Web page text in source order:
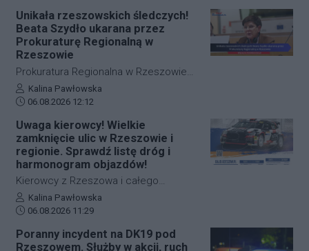
fali hejtu, incydentów przemocy i mowy
nienawiści wymierzonych w obywateli
Ukrainy oraz innych mniejszości
wartości, czeka nas gwałtowne
załamanie pogody. Instytut
Meteorologii i Gospodarki Wodnej
wydał ostrzeżenie drugiego stopnia dla
wszystkich powiatów w regionie.
Synoptycy zapowiadają ulewne opady
deszczu, porywisty wiatr, a miejscami
Unikała rzeszowskich śledczych!
Beata Szydło ukarana przez
Prokuraturę Regionalną w
Rzeszowie
Prokuratura Regionalna w Rzeszowie
nałożyła karę dyscyplinarną w
wysokości 3 tysięcy złotych na byłą
śledczych to efekt kilkukrotnego
niestawiennictwa polityk na wezwania
organu prowadzącego bez należytego
usprawiedliwienia. Rzeszowscy
prokuratorzy badają wątek
wielomilionowych nadużyć wokół
Autor artykułu:
Kalina Pawłowska
Data dodania artykułu:
06.08.2026 12:12
Uwaga kierowcy! Wielkie
zamknięcie ulic w Rzeszowie i
regionie. Sprawdź listę dróg i
harmonogram objazdów!
Kierowcy z Rzeszowa i całego
Podkarpacia muszą przygotować się
na spore utrudnienia na drogach. W
odbędzie się MARMA 35. Rajd
Autor artykułu:
Kalina Pawłowska
Data dodania artykułu:
06.08.2026 11:29
Poranny incydent na DK19 pod
Rzeszowem. Służby w akcji, ruch